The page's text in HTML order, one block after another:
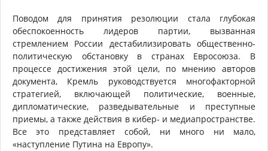
Поводом для принятия резолюции стала глубокая
обеспокоенность лидеров партии, вызванная
стремлением России дестабилизировать общественно-
политическую обстановку в странах Евросоюза. В
процессе достижения этой цели, по мнению авторов
документа, Кремль руководствуется многофакторной
стратегией, включающей политические, военные,
дипломатические, разведывательные и преступные
приемы, а также действия в кибер- и медиапространстве.
Все это представляет собой, ни много ни мало,
«наступление Путина на Европу».